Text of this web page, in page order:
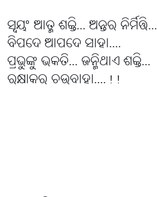
ସ୍ୱୟଂ ଆତ୍ମ ଶକ୍ତି... ଅନ୍ତର ନିର୍ମିତ୍ତି...
ବିପଦେ ଆପଦେ ସାହା....
ପ୍ରଭୁଙ୍କୁ ଭକତି... ଜନ୍ମିଥାଏ ଶକ୍ତି...
ରକ୍ଷାକର ଚଉବାହା....!!